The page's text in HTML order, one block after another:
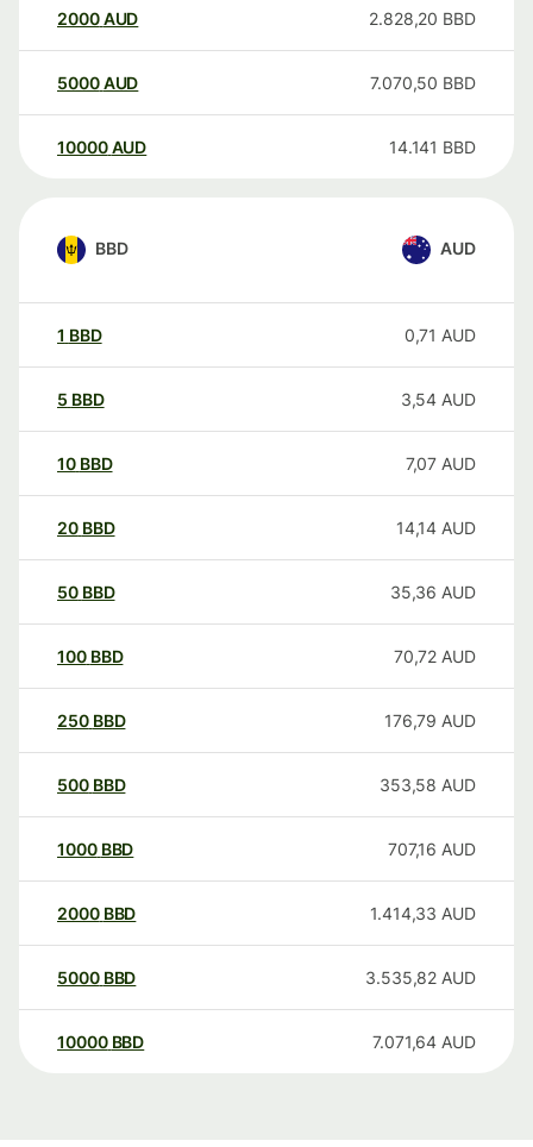
2000AUD 2.828,20 BBD
5000AUD 7.070,50 BBD
10000 AUD 14.141 BBD
BBD AUD
1 BBD 0,71 AUD
5 BBD 3,54 AUD
10 BBD 7,07 AUD
20 BBD 14,14 AUD
50 BBD 35,36 AUD
100 BBD 70,72 AUD
250 BBD 176,79 AUD
500 BBD 353,58 AUD
1000 BBD 707,16 AUD
2000 BBD 1.414,33 AUD
5000 BBD 3.535,82 AUD
10000 BBD 7.071,64 AUD